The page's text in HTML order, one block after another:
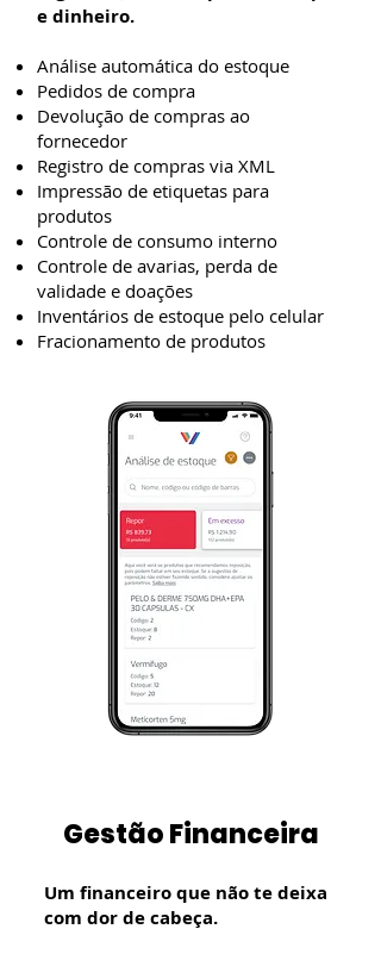
e dinheiro.
Análise automática do estoque
Pedidos de compra
Devolução de compras ao
fornecedor
Registro de compras via XML
Impressão de etiquetas para
produtos
Controle de consumo interno
Controle de avarias, perda de
validade e doações
Inventários de estoque pelo celular
Fracionamento de produtos
Gestão Financeira
Um financeiro que não te deixa
com dor de cabeça.